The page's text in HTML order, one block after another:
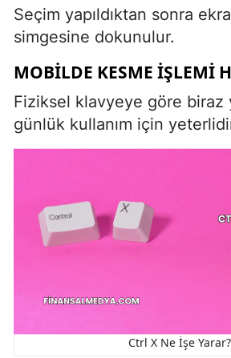
Seçim yapıldıktan sonra
simgesine dokunulur.
MOBILDE KESME İŞLEMI
Fiziksel klavyeye göre biraz
günlük kullanım için
Ctrl X Ne İşe Yarar?